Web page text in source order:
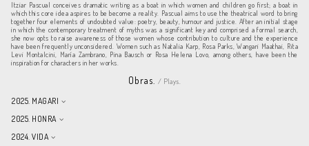
Itziar Pascual conceives dramatic writing as a boat in which women and children go first; a boat in
which this core idea aspires to be become a reality. Pascual aims to use the theatrical word to bring
together four elements of undoubted value: poetry, beauty, humour and justice. After an initial stage
in which the contemporary treatment of myths was a significant key and comprised a formal search,
she now opts to raise awareness of those women whose contribution to culture and the experience
have been frequently unconsidered. Women such as Natalia Karp, Rosa Parks, Wangari Maathai, Rita
Levi Montalcini, María Zambrano, Pina Bausch or Rosa Helena Lovo, among others, have been the
inspiration for characters in her works.
Obras. / Plays.
2025. MAGARI
2025. HONRA
2024. VIDA